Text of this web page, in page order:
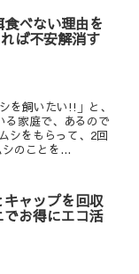
べない理由を
ば不安解消す
を飼いたい!!」と、
る家庭で、あるので
シをもらって、2回
のことを...
ャップを回収
お得にエコ活